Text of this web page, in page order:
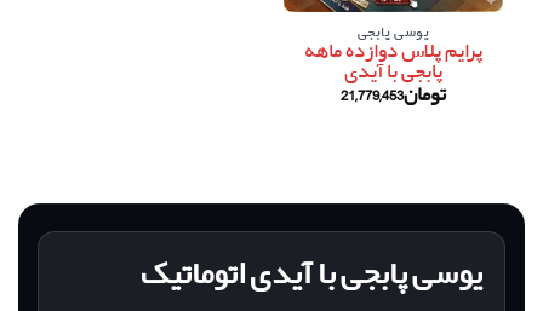
یوسی پابجی
پرایم پلاس دوازده ماهه
پابجی با آیدی
تومان21,779,453
یوسی پابجی با آیدی اتوماتیک